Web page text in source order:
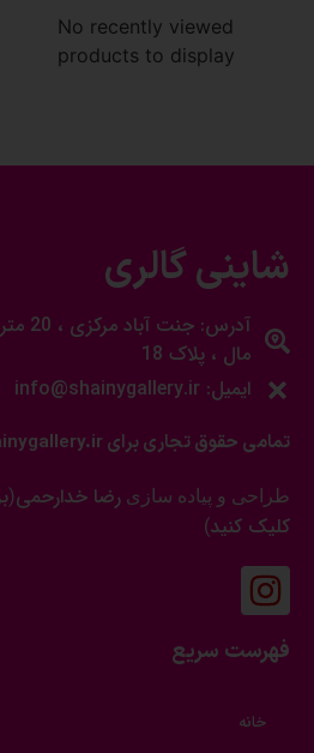
No recently viewed
products to display
شاینی گالری
مال ، پلاک 18
ایمیل: info@shainygallery.ir
تمامی حقوق تجاری برای shainygallery.ir محفوظ است.
طراحی و پیاده سازی رضا خدارحمی(
کلیک کنید)
فهرست سریع
خانه